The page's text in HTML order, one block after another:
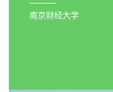
南京财经大学